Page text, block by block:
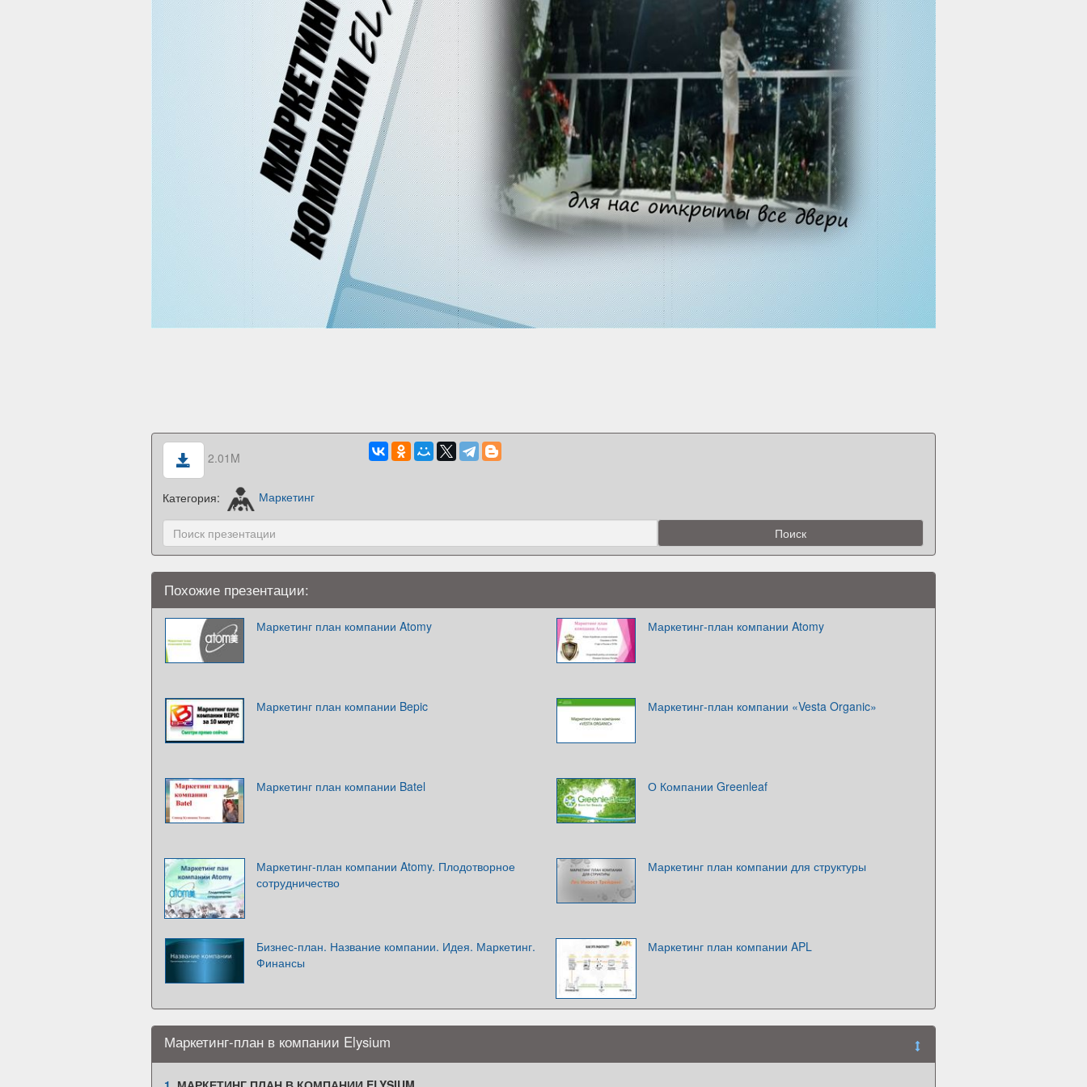
2.01M
Категория: Маркетинг
Похожие презентации:
Маркетинг план компании Atomy Маркетинг-план компании Atomy
Маркетинг план компании Bepic Маркетинг-план компании «Vesta Organic»
Маркетинг план компании Batel О Компании Greenleaf
Маркетинг-план компании Atomy. Плодотворное
сотрудничество
Маркетинг план компании для структуры
Бизнес-план. Название компании. Идея. Маркетинг.
Финансы
Маркетинг план компании APL
Маркетинг-план в компании Elysium